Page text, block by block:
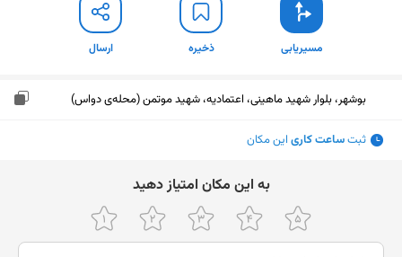
مسیریابی ذخیره ارسال
بوشهر، بلوار شهید ماهینی، اعتمادیه، شهید موتمن (محله‌ی دواس)
ثبتساعت کاری این مکان
ﺑﻪ اﯾﻦ ﻣﮑﺎن اﻣﺘﯿﺎز دﻫﯿﺪ